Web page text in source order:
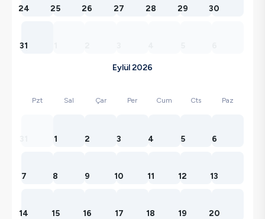
24 25 26 27 28 29 30
31
Eylül 2026
Pzt Sal Çar Per Cum Cts Paz
1 2 3 4 5 6
7 8 9 10 11 12 13
14 15 16 17 18 19 20